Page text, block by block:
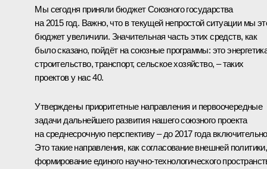
Мы сегодня приняли бюджет Союзного государства
на 2015 год. Важно, что в текущей непростой ситуации мы
бюджет увеличили. Значительная часть этих средств, как
было сказано, пойдёт на союзные программы: это
строительство, транспорт, сельское хозяйство, – таких
проектов у нас 40.
Утверждены приоритетные направления и первоочередные
задачи дальнейшего развития нашего союзного проекта
на среднесрочную перспективу – до 2017 года
Это такие направления, как согласование внешней политики,
формирование единого научно-технологического